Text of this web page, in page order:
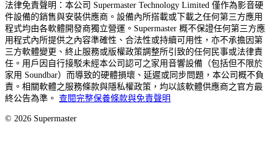
法律免責聲明：本公司 Supermaster Technology Limited 僅作為影音硬
件設備的銷售與安裝供應商。設備內所搭載或下載之任何第三方應用
程式均由各軟體開發商獨立營運。Supermaster 概不保證任何第三方應
用程式內所提供之內容準確性、合法性或持續可用性，亦不承擔因第
三方軟體變更、終止服務或版權政策調整所引致的任何民事或法律責
任。用戶因自行接駁未經本公司認可之家用音響設備（包括但不限於
家用 Soundbar）而導致的硬體損壞、延遲或同步問題，本公司概不負
責。相關軟體之服務條款與隱私權政策，均以該軟體供應商之官方最
終公告為準。 查閱完整保養條款與免責聲明
© 2026 Supermaster